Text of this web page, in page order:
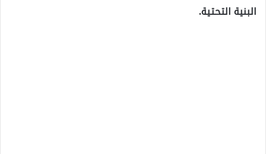
البنية التحتية.